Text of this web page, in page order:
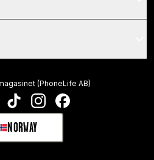
TIKTOKINSTAGRAMFACEBOOK
NORWAY
SELECT MARKET
(PhoneLife AB)